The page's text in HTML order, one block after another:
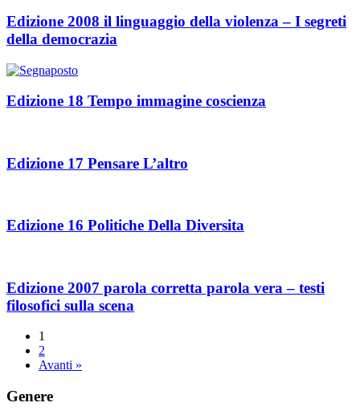
Edizione 2008 il linguaggio della violenza – I segreti
della democrazia
Edizione 18 Tempo immagine coscienza
Edizione 17 Pensare L’altro
Edizione 16 Politiche Della Diversita
Edizione 2007 parola corretta parola vera – testi
filosofici sulla scena
1
2
Avanti »
Genere